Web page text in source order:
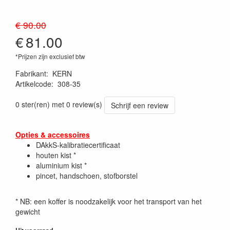
€ 90.00
€81.00
*Prijzen zijn exclusief btw
Fabrikant: KERN
Artikelcode: 308-35
0 ster(ren) met 0 review(s)
Schrijf een review
Opties & accessoires
DAkkS-kalibratiecertificaat
houten kist *
aluminium kist *
pincet, handschoen, stofborstel
* NB: een koffer is noodzakelijk voor het transport van het
gewicht